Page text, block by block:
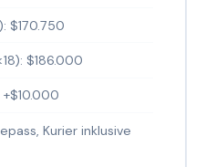
$170.750
$186.000
Kurier inklusive